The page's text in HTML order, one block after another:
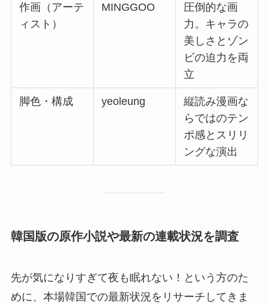
作画（アーテ
ィスト）
MINGGOO
圧倒的な画
力。キャラの
美しさとゾン
ビの迫力を両
立
脚色・構成 yeoleung
縦読み漫画な
らではのテン
ポ感とスリリ
ングな演出
韓国版の原作小説や最新の連載状況を調査
先が気になりすぎて夜も眠れない！という方のた
めに、本場韓国での最新状況をリサーチしてきま